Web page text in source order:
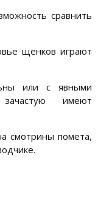
сравнить
щенков играют
или с явными
имеют
смотрины помета,